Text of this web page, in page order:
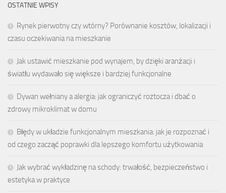
OSTATNIE WPISY
Rynek pierwotny czy wtórny? Porównanie kosztów, lokalizacji i
czasu oczekiwania na mieszkanie
Jak ustawić mieszkanie pod wynajem, by dzięki aranżacji i
światłu wydawało się większe i bardziej funkcjonalne
Dywan wełniany a alergia: jak ograniczyć roztocza i dbać o
zdrowy mikroklimat w domu
Błędy w układzie funkcjonalnym mieszkania: jak je rozpoznać i
od czego zacząć poprawki dla lepszego komfortu użytkowania
Jak wybrać wykładzinę na schody: trwałość, bezpieczeństwo i
estetyka w praktyce